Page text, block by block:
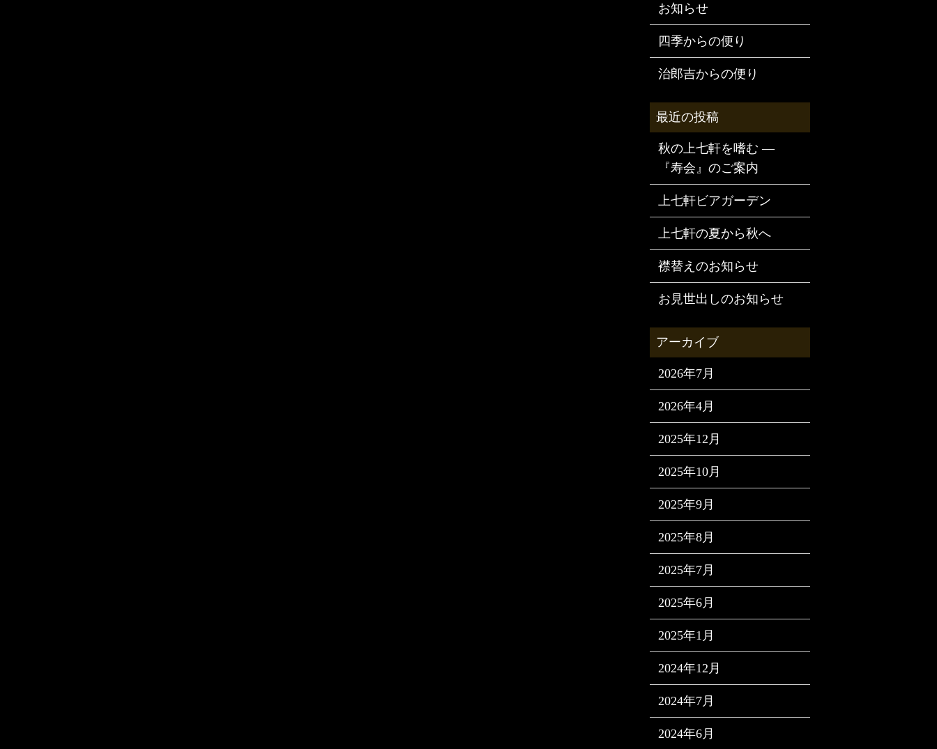
お知らせ
四季からの便り
治郎吉からの便り
秋の上七軒を嗜む —
『寿会』のご案内
上七軒ビアガーデン
上七軒の夏から秋へ
襟替えのお知らせ
お見世出しのお知らせ
2026年7月
2026年4月
2025年12月
2025年10月
2025年9月
2025年8月
2025年7月
2025年6月
2025年1月
2024年12月
2024年7月
2024年6月